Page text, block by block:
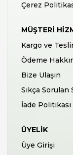
Çerez
MÜŞTERI
Kargo ve
Ödeme
Bize Ulaşın
Sıkça Sorulan
İade Politikası
ÜYELIK
Üye Girişi